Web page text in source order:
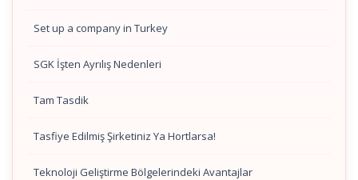
Set up a company in Turkey
SGK İşten Ayrılış Nedenleri
Tam Tasdik
Tasfiye Edilmiş Şirketiniz Ya Hortlarsa!
Teknoloji Geliştirme Bölgelerindeki Avantajlar